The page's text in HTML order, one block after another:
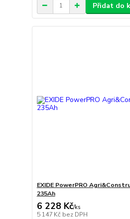
Přidat do
EXIDE PowerPRO
235Ah
6 228 Kč/ks
5 147 Kč bez DPH